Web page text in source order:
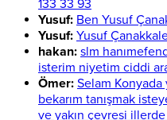
133 33 93
Yusuf: Ben Yusuf
Yusuf: Yusuf
hakan: slm
isterim niyetim ciddi
Ömer: Selam Konyada
bekarım tanışmak
ve yakın çevresi